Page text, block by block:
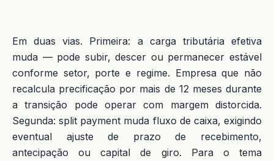
Em duas vias. Primeira: a carga tributária efetiva
muda — pode subir, descer ou permanecer estável
conforme setor, porte e regime. Empresa que não
recalcula precificação por mais de 12 meses durante
a transição pode operar com margem distorcida.
Segunda: split payment muda fluxo de caixa, exigindo
eventual ajuste de prazo de recebimento,
antecipação ou capital de giro. Para o tema